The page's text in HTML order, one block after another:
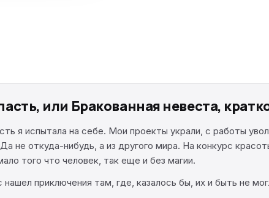
или Бракованная невеста,
я испытала на себе. Мои проекты украли, с работы
не откуда-нибудь, а из другого мира. На конкурс
того что человек, так еще и без магии.
приключения там, где, казалось бы, их и быть не